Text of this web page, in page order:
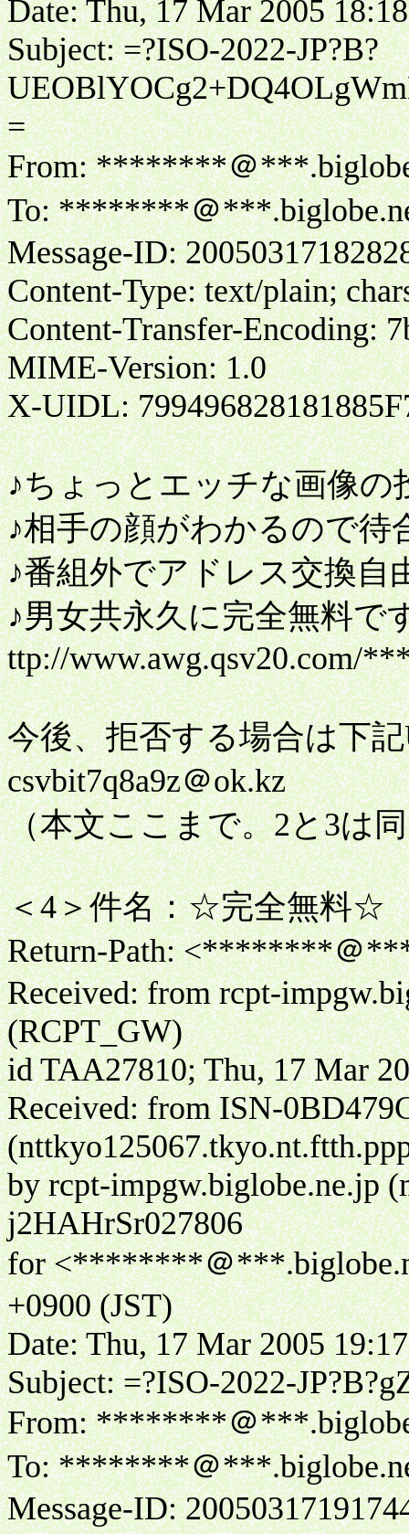
Date: Thu, 17 Mar 2005
Subject: =?ISO-2022-JP?B?
=
From: ********＠
To: ********＠
Message-ID:
Content-Type: text/plain;
Content-Transfer-Encoding:
MIME-Version: 1.0
X-UIDL:
♪ちょっとエッチな画像の
♪相手の顔がわかるので待
♪番組外でアドレス交換自
♪男女共永久に完全無料で
ttp://www.awg.qsv20.com/
今後、拒否する場合は下
csvbit7q8a9z＠ok.kz
（本文ここまで。2と3は
＜4＞件名：☆完全無料☆
Return-Path: <********＠
Received: from rcpt-
(RCPT_GW)
id TAA27810; Thu, 17 Mar
Received: from ISN-
by rcpt-impgw.biglobe.ne.jp
j2HAHrSr027806
for <********＠
+0900 (JST)
Date: Thu, 17 Mar 2005
Subject: =?ISO-2022-
From: ********＠
To: ********＠
Message-ID: